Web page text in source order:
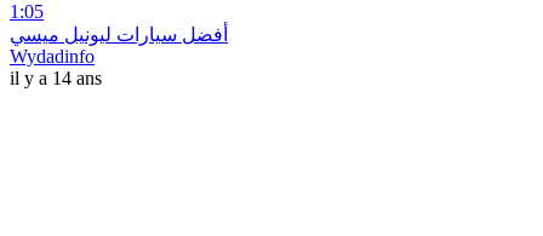
1:05
أفضل سيارات ليونيل ميسي
Wydadinfo
il y a 14 ans